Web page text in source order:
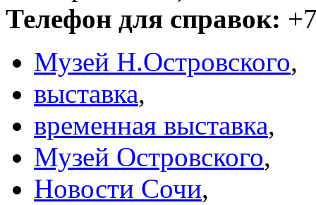
Телефон для справок:
Музей Н.Островского,
выставка,
временная выставка,
Музей Островского,
Новости Сочи,